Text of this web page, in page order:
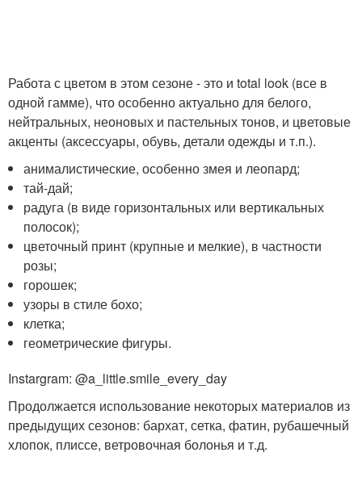
Работа с цветом в этом сезоне - это и total look (все в
одной гамме), что особенно актуально для белого,
нейтральных, неоновых и пастельных тонов, и цветовые
акценты (аксессуары, обувь, детали одежды и т.п.).
анималистические, особенно змея и леопард;
тай-дай;
радуга (в виде горизонтальных или вертикальных
полосок);
цветочный принт (крупные и мелкие), в частности
розы;
горошек;
узоры в стиле бохо;
клетка;
геометрические фигуры.
Instargram: @a_little.smile_every_day
Продолжается использование некоторых материалов из
предыдущих сезонов: бархат, сетка, фатин, рубашечный
хлопок, плиссе, ветровочная болонья и т.д.